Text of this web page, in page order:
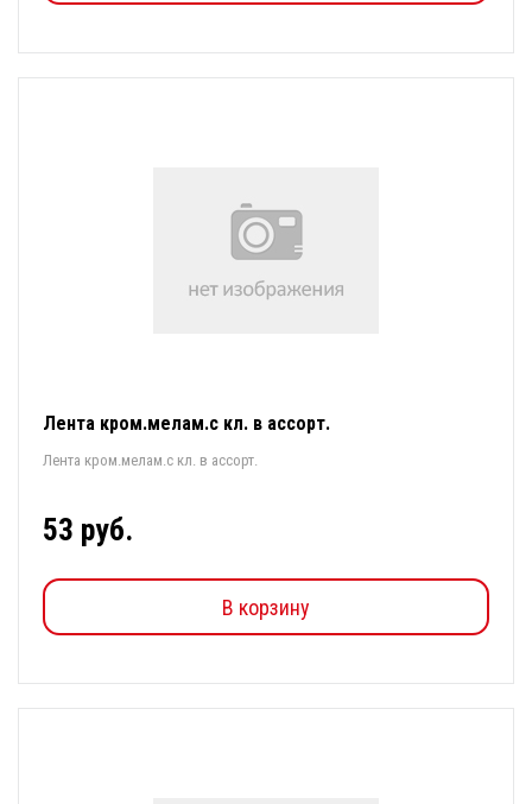
Лента кром.мелам.с кл. в ассорт.
Лента кром.мелам.с кл. в ассорт.
53 руб.
В корзину